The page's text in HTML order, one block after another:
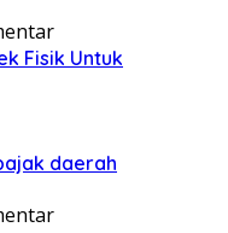
Fisik Untuk
daerah